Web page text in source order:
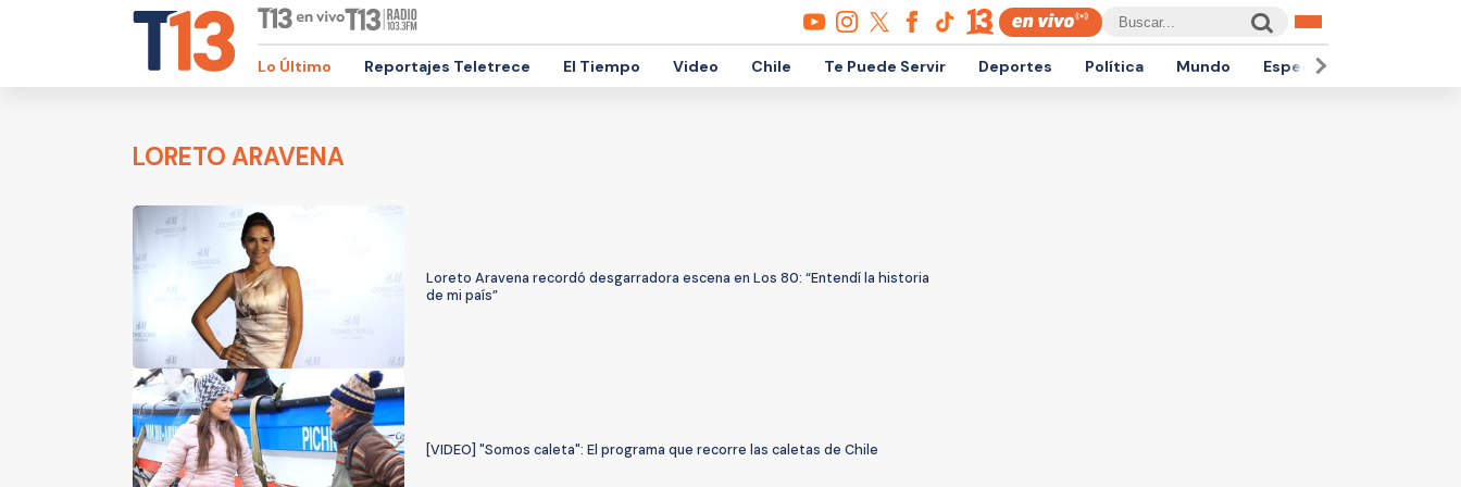
Lo Último Reportajes Teletrece El Tiempo Video Chile Te Puede Servir Deportes Política Mundo Espectáculos
LORETO ARAVENA
Loreto Aravena recordó desgarradora escena en Los 80: “Entendí la historia
de mi país”
[VIDEO] "Somos caleta": El programa que recorre las caletas de Chile